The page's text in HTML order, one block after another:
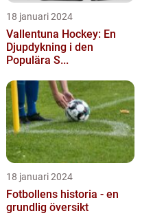
18 januari 2024
Vallentuna Hockey: En
Djupdykning i den
Populära S...
18 januari 2024
Fotbollens historia - en
grundlig översikt